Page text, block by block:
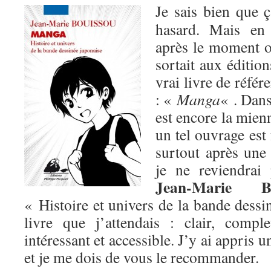
Je sais bien que
hasard. Mais
après le moment
sortait aux
vrai livre de
: «Manga« .
est encore la
un tel ouvrage
surtout après
je ne
Jean-Marie
« Histoire et univers de la bande
livre que j’attendais : clair,
intéressant et accessible. J’y ai appris
et je me dois de vous le recommander.